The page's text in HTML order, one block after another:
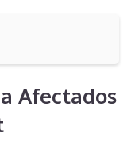
Afectados